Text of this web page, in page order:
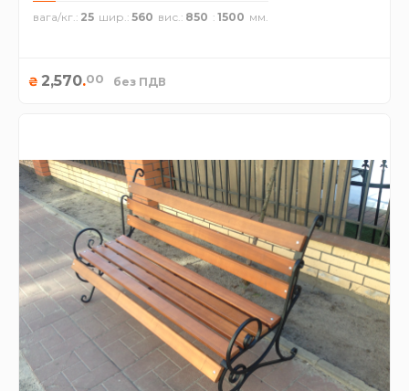
вага/кг. 25 шир. 560 вис. 850 1500
₴ 2,570.00 без ПДВ